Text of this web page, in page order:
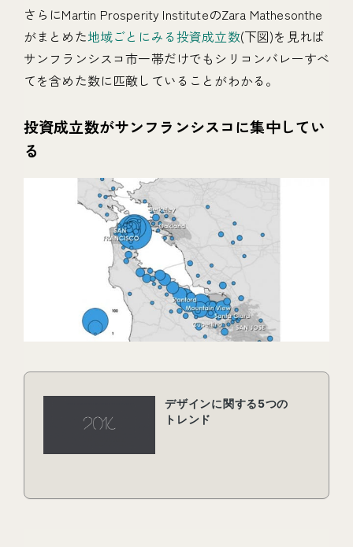
さらにMartin Prosperity InstituteのZara Mathesonthe
がまとめた地域ごとにみる投資成立数(下図)を見れば
サンフランシスコ市一帯だけでもシリコンバレーすべ
てを含めた数に匹敵していることがわかる。
投資成立数がサンフランシスコに集中してい
る